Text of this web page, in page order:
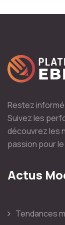
Restez
Suivez les
découvrez les
passion pour
Actus
Tendances